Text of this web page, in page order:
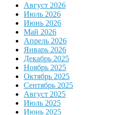
Август 2026
Июль 2026
Июнь 2026
Май 2026
Апрель 2026
Январь 2026
Декабрь 2025
Ноябрь 2025
Октябрь 2025
Сентябрь 2025
Август 2025
Июль 2025
Июнь 2025